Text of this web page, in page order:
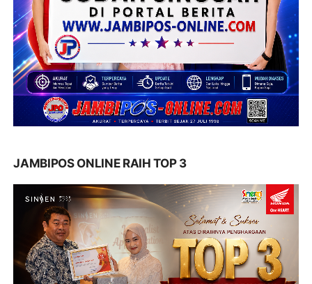
JAMBIPOS ONLINE RAIH TOP 3